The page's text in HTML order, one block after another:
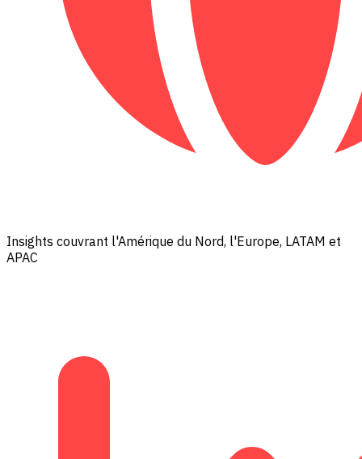
Insights couvrant l'Amérique du Nord, l'Europe, LATAM et
APAC